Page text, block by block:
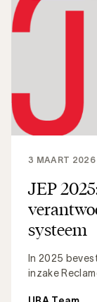
JEP
systeem
In 2025
inzake
3 MAART 2026